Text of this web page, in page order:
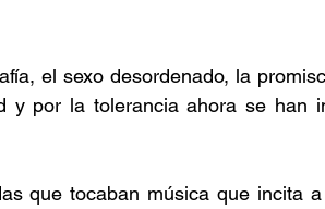
el sexo desordenado, la
y por la tolerancia ahora se han
que tocaban música que incita